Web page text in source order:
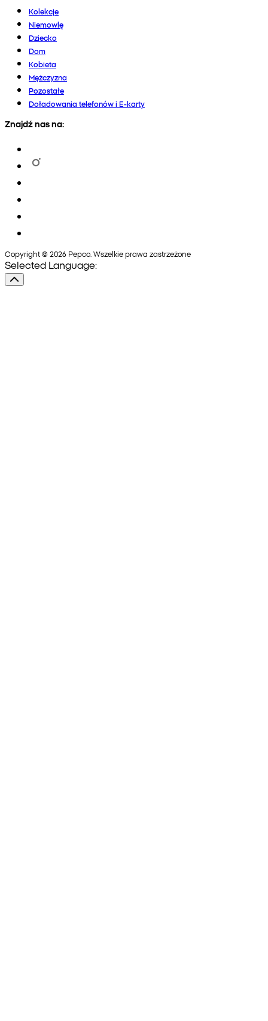
Kolekcje
Niemowlę
Dziecko
Dom
Kobieta
Mężczyzna
Pozostałe
Doładowania telefonów i E-karty
Znajdź nas na:
Copyright © 2026 Pepco. Wszelkie prawa zastrzeżone
Selected Language: